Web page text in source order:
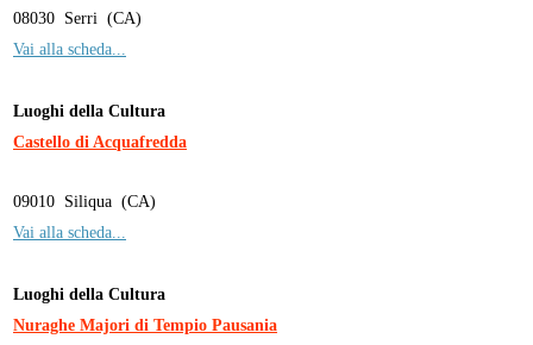
08030 Serri (CA)
Vai alla scheda...
Luoghi della Cultura
Castello di Acquafredda
09010 Siliqua (CA)
Vai alla scheda...
Luoghi della Cultura
Nuraghe Majori di Tempio Pausania